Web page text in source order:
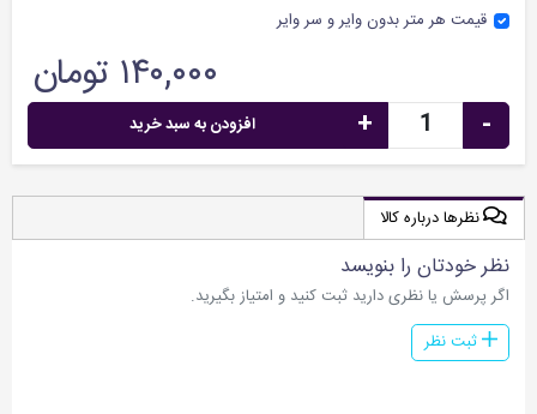
قیمت هر متر بدون وایر و سر وایر
۱۴۰,۰۰۰ تومان
-
+ افزودن به سبد خرید
نظرها درباره کالا
نظر خودتان را بنویسد
اگر پرسش یا نظری دارید ثبت کنید و امتیاز بگیرید.
ثبت نظر